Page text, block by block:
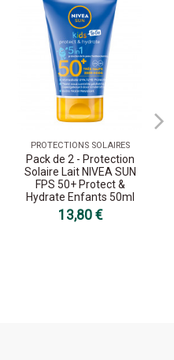
PROTECTIONS SOLAIRES
Pack de 2 - Protection
Solaire Lait NIVEA SUN
FPS 50+ Protect &
Hydrate Enfants 50ml
13,80 €